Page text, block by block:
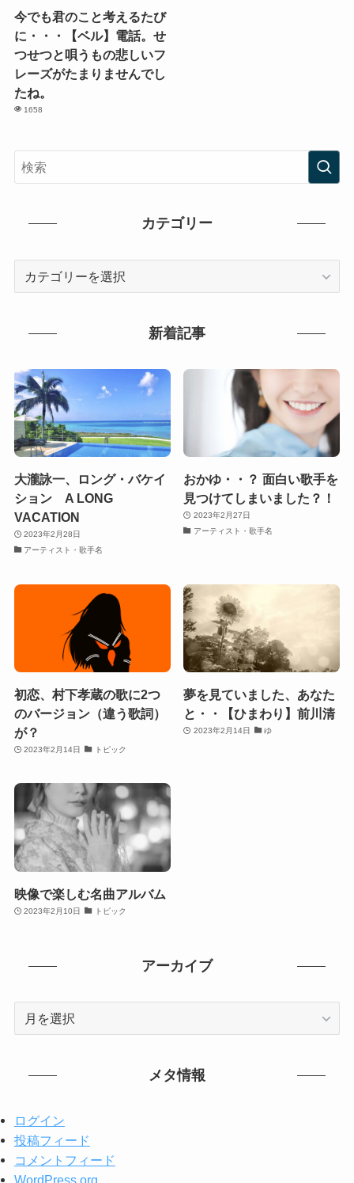
今でも君のこと考えるたび
に・・・【ベル】電話。せ
つせつと唄うもの悲しいフ
レーズがたまりませんでし
たね。
1658
カテゴリー
新着記事
大瀧詠一、ロング・バケイ
ション A LONG
VACATION
2023年2月28日
アーティスト・歌手名
おかゆ・・？ 面白い歌手を
見つけてしまいました？！
2023年2月27日
アーティスト・歌手名
初恋、村下孝蔵の歌に2つ
のバージョン（違う歌詞）
が？
2023年2月14日 トピック
夢を見ていました、あなた
と・・【ひまわり】前川清
2023年2月14日 ゆ
映像で楽しむ名曲アルバム
2023年2月10日 トピック
アーカイブ
メタ情報
ログイン
投稿フィード
コメントフィード
WordPress.org